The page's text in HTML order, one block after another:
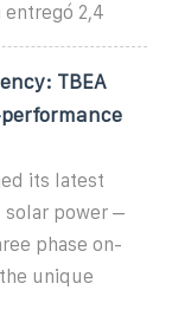
entregó 2,4
TBEA
its latest
solar power –
phase on-
unique